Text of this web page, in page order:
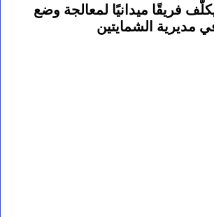
فريقًا ميدانيًا لمعالجة وضع
مديرية الشمايتين